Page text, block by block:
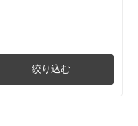
絞り込む